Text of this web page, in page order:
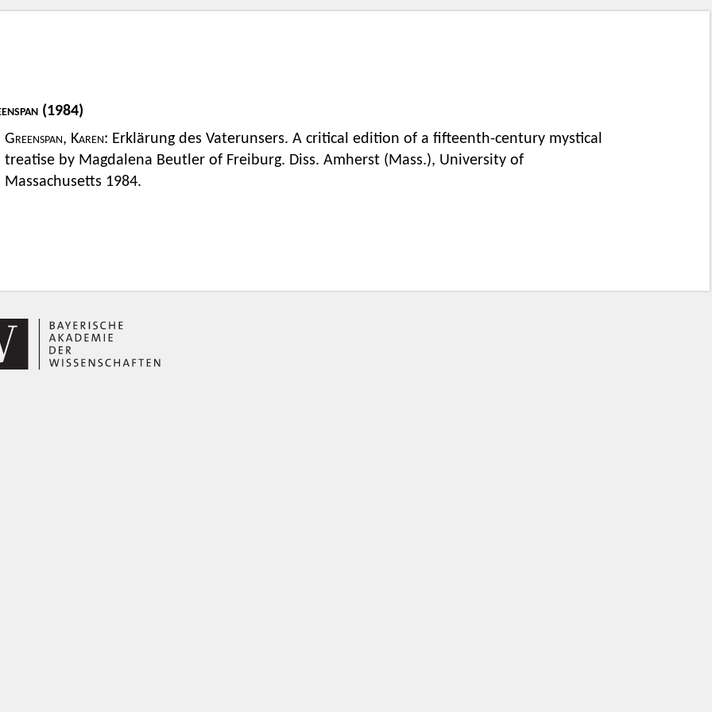
(1984)
Greenspan, Karen: Erklärung des Vaterunsers. A critical edition of a fifteenth-century mystical
treatise by Magdalena Beutler of Freiburg. Diss. Amherst (Mass.), University of
Massachusetts 1984.